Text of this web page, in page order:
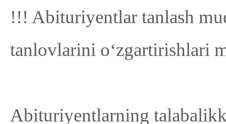
!!! Abituriyentlar tanlash
tanlovlarini o‘zgartirishlari
Abituriyentlarning